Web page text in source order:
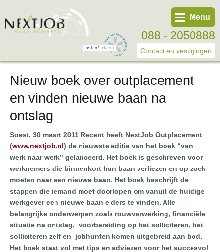
088 - 2050888
Contact en vestigingen
Menu
Werknemer
Werkgever
Over ons
Tweede spoortraject
Trainingen
Start eigen bedrijf
Nieuw boek over outplacement
en vinden nieuwe baan na
ontslag
Soest, 30 maart 2011 Recent heeft NextJob Outplacement
(www.nextjob.nl) de nieuwste editie van het boek “van
werk naar werk” gelanceerd. Het boek is geschreven voor
werknemers die binnenkort hun baan verliezen en op zoek
moeten naar een nieuwe baan. Het boek beschrijft de
stappen die iemand moet doorlopen om vanuit de huidige
werkgever een nieuwe baan elders te vinden. Alle
belangrijke onderwerpen zoals rouwverwerking, financiële
situatie na ontslag, voorbereiding op het solliciteren, het
solliciteren zelf en jobhunten komen uitgebreid aan bod.
Het boek staat vol met tips en adviezen voor het succesvol